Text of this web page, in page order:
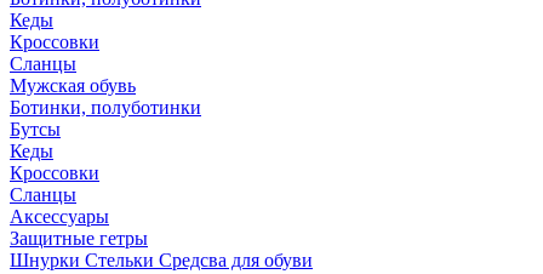
Кеды
Кроссовки
Сланцы
Мужская обувь
Ботинки, полуботинки
Бутсы
Кеды
Кроссовки
Сланцы
Аксессуары
Защитные гетры
Шнурки Стельки Средсва для обуви